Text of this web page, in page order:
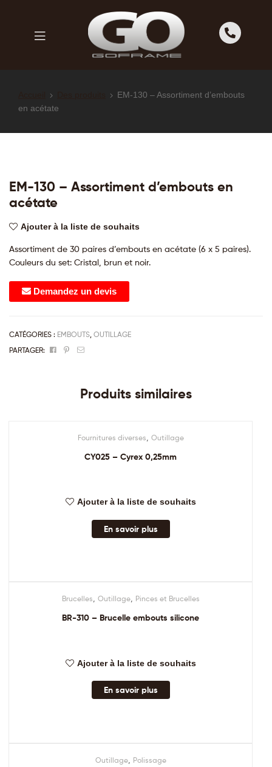
EM-130 – Assortiment d’embouts
en acétate
EM-130 – Assortiment d’embouts en
acétate
Ajouter à la liste de souhaits
Assortiment de 30 paires d’embouts en acétate (6 x 5 paires).
Couleurs du set: Cristal, brun et noir.
Demandez un devis
CATÉGORIES : EMBOUTS OUTILLAGE
PARTAGER:
FacebookPinterest
Email
Produits similaires
Fournitures diverses Outillage
CY025 – Cyrex 0,25mm
Ajouter à la liste de souhaits
En savoir plus
Brucelles Outillage, Pinces et Brucelles
BR-310 – Brucelle embouts silicone
Ajouter à la liste de souhaits
En savoir plus
Outillage, Polissage